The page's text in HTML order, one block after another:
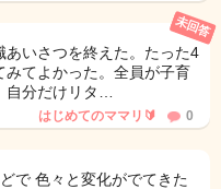
いさつを終えた。たった4
みてよかった。全員が子育
自分だけリタ…
未回答
はじめてのママリ🔰 0
で 色々と変化がでてきた